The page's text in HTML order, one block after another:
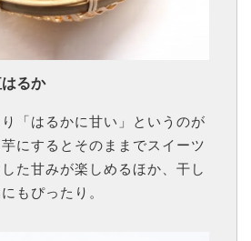
はるか
「はるかに甘い」というのが
にするとそのままでスイーツ
た甘みが楽しめるほか、干し
もぴったり。